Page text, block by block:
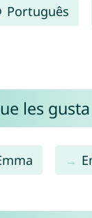
Português
les